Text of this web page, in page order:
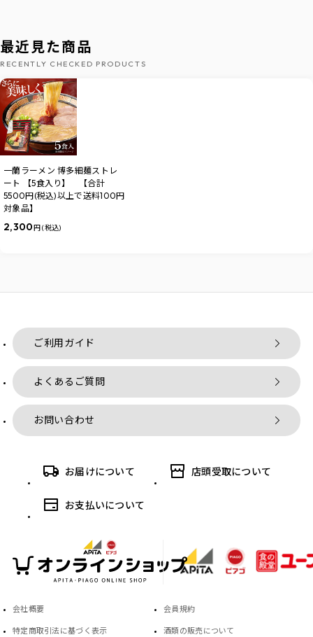
最近見た商品
RECENTLY CHECKED PRODUCTS
一蘭ラーメン 博多細麺ストレ
ート 【5食入り】 【合計
5500円(税込)以上で送料100円
対象品】
2,300 円 (税込)
ご利用ガイド
よくあるご質問
お問い合わせ
お届けについて 店頭受取について
お支払いについて
会社概要 会員規約
特定商取引法に基づく表示 酒類の販売について